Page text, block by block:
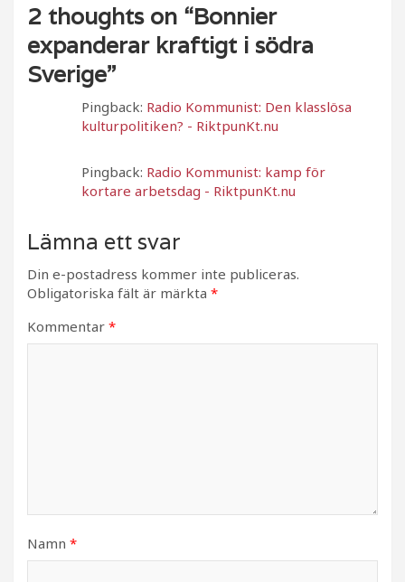
2 thoughts on “Bonnier
expanderar kraftigt i södra
Sverige”
Pingback: Radio Kommunist: Den klasslösa
kulturpolitiken? - RiktpunKt.nu
Pingback: Radio Kommunist: kamp för
kortare arbetsdag - RiktpunKt.nu
Lämna ett svar
Din e-postadress kommer inte publiceras.
Obligatoriska fält är märkta *
Kommentar *
Namn *